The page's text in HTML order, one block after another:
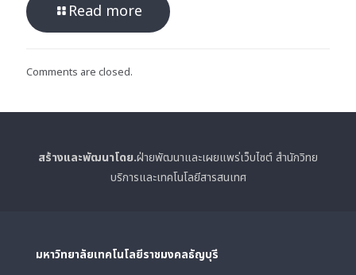
Read more
Comments are closed.
สร้างและพัฒนาโดย.ฝ่ายพัฒนาและเผยแพร่เว็บไซต์ สำนักวิทย
บริการและเทคโนโลยีสารสนเทศ
มหาวิทยาลัยเทคโนโลยีราชมงคลธัญบุรี